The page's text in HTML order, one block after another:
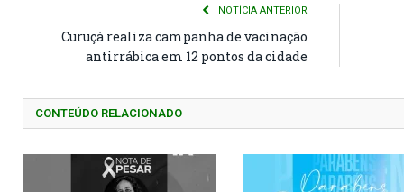
NOTÍCIA ANTERIOR
Curuçá realiza campanha de vacinação
antirrábica em 12 pontos da cidade
CONTEÚDO RELACIONADO